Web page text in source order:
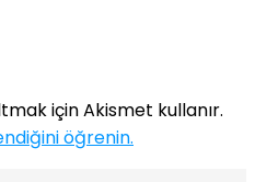
için Akismet kullanır.
öğrenin.